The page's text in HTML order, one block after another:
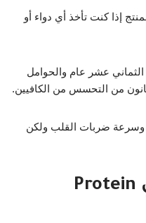
إذا كنت تأخذ أي دواء أو
عشر عام والحوامل
من التحسس من الكافيين.
ضربات القلب ولكن
تقييم بروتين انيرجي Protein